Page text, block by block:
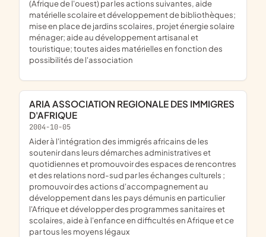
(Afrique de l'ouest) par les actions suivantes, aide
matérielle scolaire et développement de bibliothèques;
mise en place de jardins scolaires, projet énergie solaire
ménager; aide au développement artisanal et
touristique; toutes aides matérielles en fonction des
possibilités de l'association
ARIA ASSOCIATION REGIONALE DES IMMIGRES
D'AFRIQUE
2004-10-05
aider à l'intégration des immigrés africains de les
soutenir dans leurs démarches administratives et
quotidiennes et promouvoir des espaces de rencontres
et des relations nord-sud par les échanges culturels ;
promouvoir des actions d'accompagnement au
développement dans les pays démunis en particulier
l'Afrique et développer des programmes sanitaires et
scolaires, aide à l'enfance en difficultés en Afrique et ce
par tous les moyens légaux